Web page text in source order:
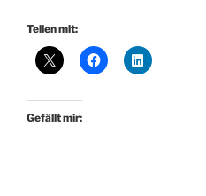
Teilen mit:
Gefällt mir: